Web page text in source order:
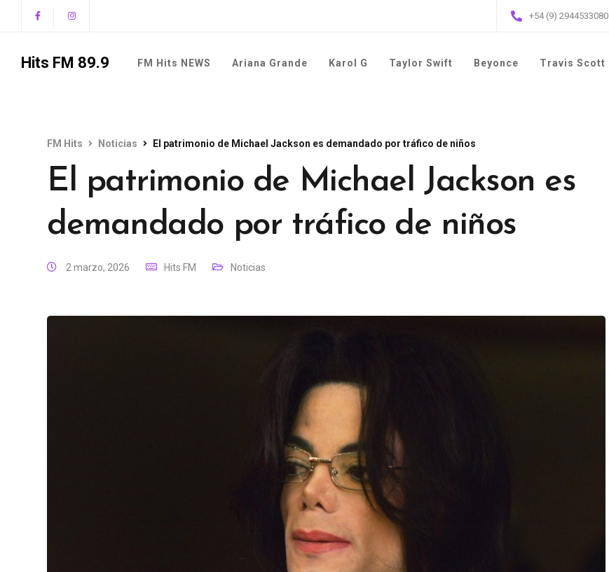
+54 (9) 2944533080
Hits FM 89.9 FM Hits NEWS Ariana Grande Karol G Taylor Swift Beyonce Travis Scott
FM Hits Noticias El patrimonio de Michael Jackson es demandado por tráfico de niños
El patrimonio de Michael Jackson es
demandado por tráfico de niños
2 marzo, 2026 Hits FM Noticias